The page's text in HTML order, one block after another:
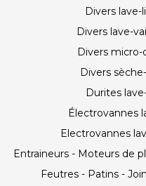
Divers lave-
Divers lave-
Divers micro-
Divers
Durites
Électrovannes
Electrovannes
Entraineurs - Moteurs de
Feutres - Patins -